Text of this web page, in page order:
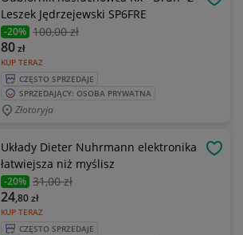
Leszek Jędrzejewski SP6FRE
-20% 100,00 zł
KUP TERAZ
80zł
CZĘSTO SPRZEDAJE
SPRZEDAJĄCY: OSOBA PRYWATNA
Złotoryja
Układy Dieter Nuhrmann elektronika
łatwiejsza niż myślisz
-20% 31,00 zł
KUP TERAZ
24,80zł
CZĘSTO SPRZEDAJE